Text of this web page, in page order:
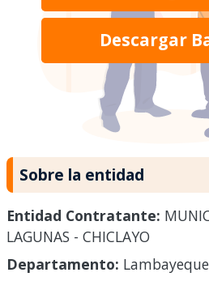
Descargar
Sobre la entidad
Entidad Contratante:
LAGUNAS - CHICLAYO
Departamento: Lambayeque